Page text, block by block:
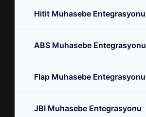
Hitit Muhasebe Entegrasyonu
ABS Muhasebe Entegrasyonu
Flap Muhasebe Entegrasyonu
JBI Muhasebe Entegrasyonu